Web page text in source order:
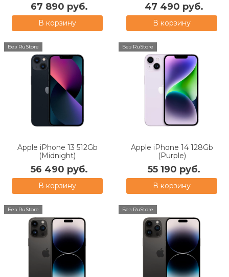
67 890 руб.
В корзину
47 490 руб.
В корзину
Без RuStore
Apple iPhone 13 512Gb
(Midnight)
56 490 руб.
В корзину
Без RuStore
Apple iPhone 14 128Gb
(Purple)
55 190 руб.
В корзину
Без RuStore Без RuStore